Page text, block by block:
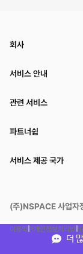
더
회사
서비스 안내
관련 서비스
파트너쉽
서비스 제공 국가
(주)NSPACE 사업자
이용약관개인정보처리방침
스페이스클라우드는 통신